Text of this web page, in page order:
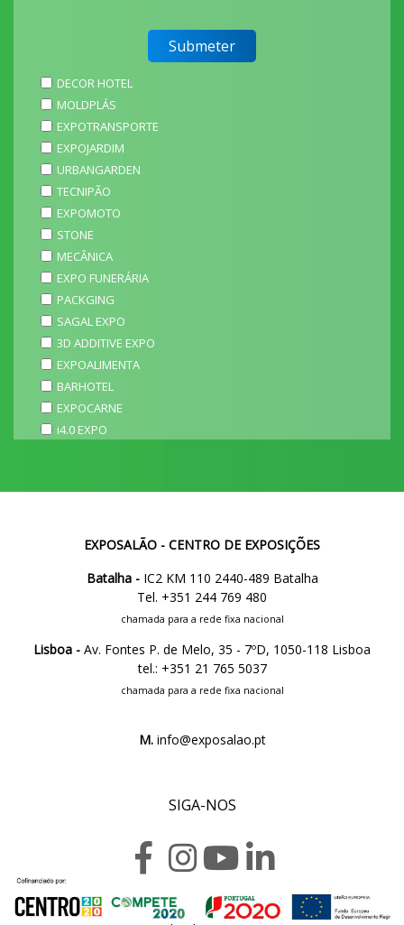
DECOR HOTEL
MOLDPLÁS
EXPOTRANSPORTE
EXPOJARDIM
URBANGARDEN
TECNIPÃO
EXPOMOTO
STONE
MECÂNICA
EXPO FUNERÁRIA
PACKGING
SAGAL EXPO
3D ADDITIVE EXPO
EXPOALIMENTA
BARHOTEL
EXPOCARNE
i4.0 EXPO
EXPOSALÃO - CENTRO DE EXPOSIÇÕES
Batalha -IC2 KM 110 2440-489 Batalha
Tel. +351 244 769 480
chamada para a rede fixa nacional
Lisboa - Av. Fontes P. de Melo, 35 - 7ºD, 1050-118 Lisboa
tel.: +351 21 765 5037
chamada para a rede fixa nacional
M.info@exposalao.pt
SIGA-NOS